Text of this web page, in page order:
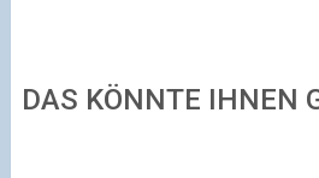
DAS KÖNNTE IHNEN